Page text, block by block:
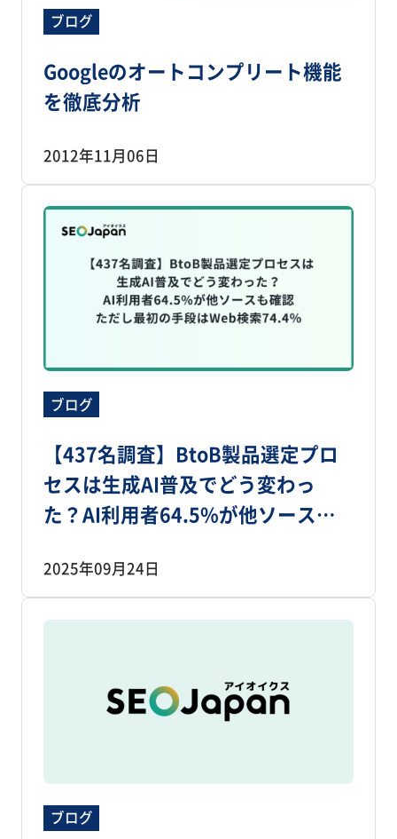
ブログ
Googleのオートコンプリート機能
を徹底分析
2012年11月06日
ブログ
【437名調査】BtoB製品選定プロ
セスは生成AI普及でどう変わっ
た？AI利用者64.5%が他ソースも
索74.4％
2025年09月24日
ブログ